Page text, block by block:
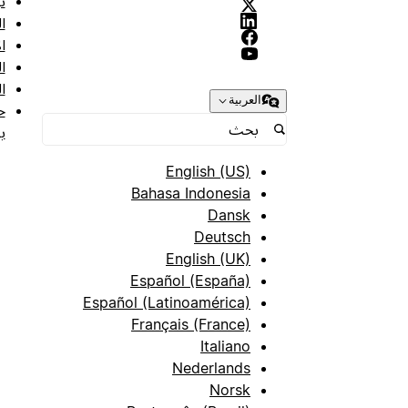
العربية
English (US)
Bahasa Indonesia
Dansk
Deutsch
English (UK)
Español (España)
Español (Latinoamérica)
Français (France)
Italiano
Nederlands
Norsk